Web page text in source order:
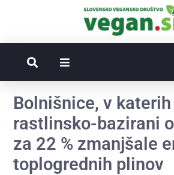
Bolnišnice, v
rastlinsko-bazirani
za 22 % zmanjšale
toplogrednih plinov